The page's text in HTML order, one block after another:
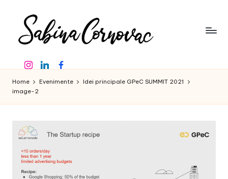
content
a
b
in
a
C
o
creator
de
conținut
de
InstagramLinkedinFacebook
Home Evenimente
Idei principale GPeC SUMMIT 2021
image-2